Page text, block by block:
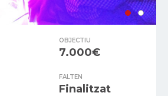
OBJECTIU
7.000€
FALTEN
Finalitzat